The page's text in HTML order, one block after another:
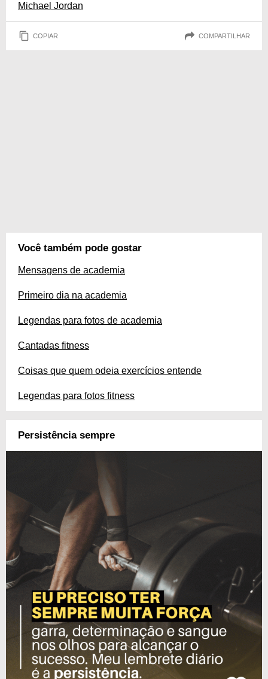
Michael Jordan
COPIAR COMPARTILHAR
Você também pode gostar
Mensagens de academia
Primeiro dia na academia
Legendas para fotos de academia
Cantadas fitness
Coisas que quem odeia exercícios entende
Legendas para fotos fitness
Persistência sempre